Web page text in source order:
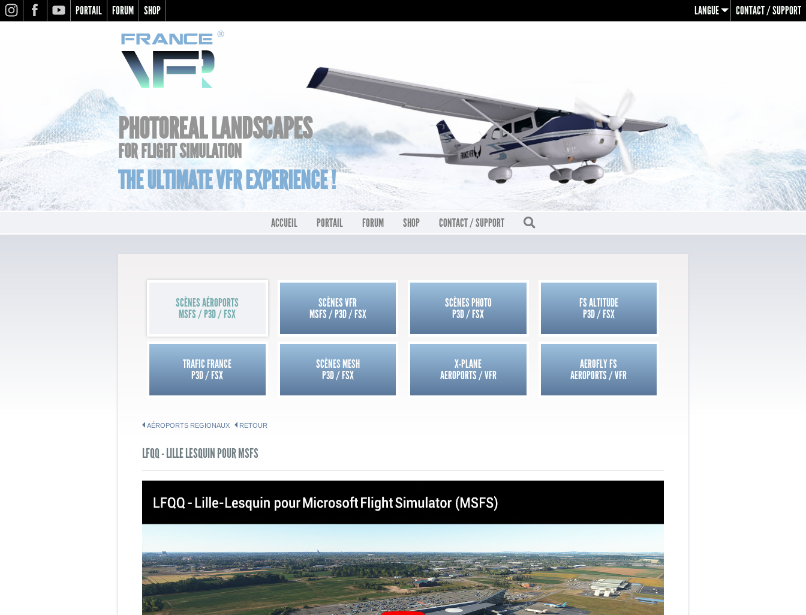
INSTAGRAMFACEBOOKYOUTUBE
PORTAIL FORUM SHOP LANGUE CONTACT / SUPPORT
PHOTOREAL LANDSCAPES
FOR FLIGHT SIMULATION
THE ULTIMATE VFR EXPERIENCE !
ACCUEIL PORTAIL FORUM SHOP CONTACT / SUPPORT
SCÈNES AÉROPORTS
MSFS / P3D / FSX
SCÈNES VFR
MSFS / P3D / FSX
SCÈNES PHOTO
P3D / FSX
FS ALTITUDE
P3D / FSX
TRAFIC FRANCE
P3D / FSX
SCÈNES MESH
P3D / FSX
X-PLANE
AEROPORTS / VFR
AEROFLY FS
AEROPORTS / VFR
AÉROPORTS REGIONAUX RETOUR
LFQQ - LILLE LESQUIN POUR MSFS